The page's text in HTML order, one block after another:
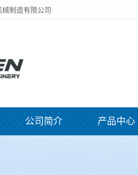
制造有限公司
公司简介 产品中心